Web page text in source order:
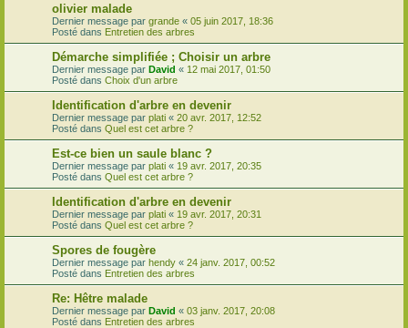
olivier malade
Dernier message par grande « 05 juin 2017, 18:36
Posté dans Entretien des arbres
Démarche simplifiée ; Choisir un arbre
Dernier message par David « 12 mai 2017, 01:50
Posté dans Choix d'un arbre
Identification d'arbre en devenir
Dernier message par plati « 20 avr. 2017, 12:52
Posté dans Quel est cet arbre ?
Est-ce bien un saule blanc ?
Dernier message par plati « 19 avr. 2017, 20:35
Posté dans Quel est cet arbre ?
Identification d'arbre en devenir
Dernier message par plati « 19 avr. 2017, 20:31
Posté dans Quel est cet arbre ?
Spores de fougère
Dernier message par hendy « 24 janv. 2017, 00:52
Posté dans Entretien des arbres
Re: Hêtre malade
Dernier message par David « 03 janv. 2017, 20:08
Posté dans Entretien des arbres